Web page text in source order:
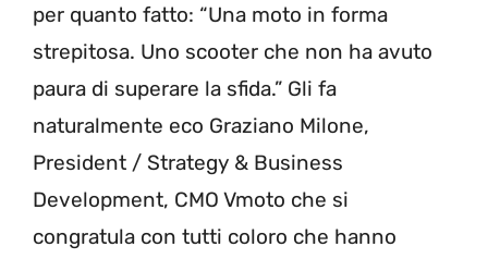
per quanto fatto: “Una moto in forma
strepitosa. Uno scooter che non ha avuto
paura di superare la sfida.” Gli fa
naturalmente eco Graziano Milone,
President / Strategy & Business
Development, CMO Vmoto che si
congratula con tutti coloro che hanno